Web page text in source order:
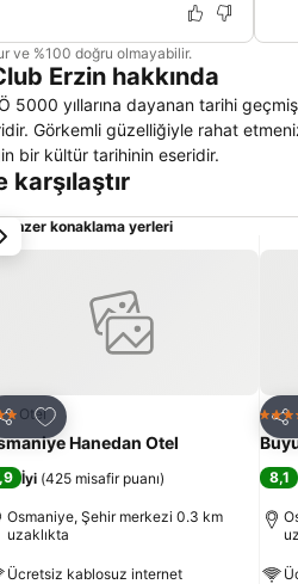
ve %100 doğru olmayabilir.
Erzin hakkında
güzelliğiyle rahat etmenizi sağlayacak,
bir kültür tarihinin eseridir.
Benzer konaklama yerleri
Paylaş
Favorilerime ekle
Otel
Hanedan Otel
İyi (425 misafir puanı)
Osmaniye, Şehir merkezi 0.3 km
uzaklıkta
Ücretsiz kablosuz internet
5
8,1
sonraki